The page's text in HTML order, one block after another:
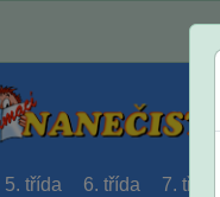
5. třída 6. třída 7. třída